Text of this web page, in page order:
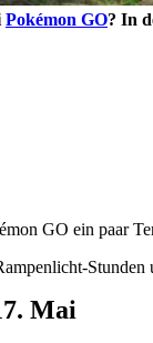
Pokémon GO? In
GO ein paar
Mai